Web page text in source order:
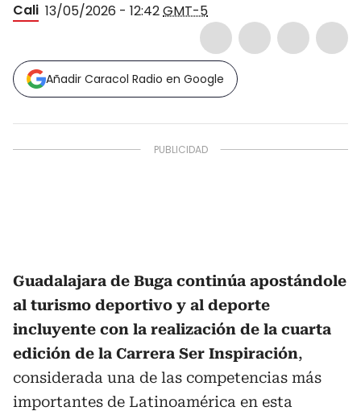
Cali 13/05/2026 - 12:42GMT-5
Añadir Caracol Radio en Google
Guadalajara de Buga continúa apostándole
al turismo deportivo y al deporte
incluyente con la realización de la cuarta
edición de la Carrera Ser Inspiración,
considerada una de las competencias más
importantes de Latinoamérica en esta